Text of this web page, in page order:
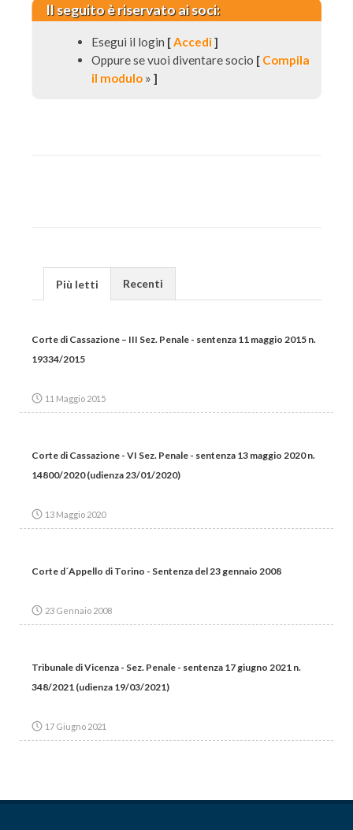
Il seguito è riservato ai soci:
Esegui il login [Accedi]
Oppure se vuoi diventare socio [ Compila
il modulo » ]
Più letti Recenti
Corte di Cassazione – III Sez. Penale - sentenza 11 maggio 2015 n.
19334/2015
11 Maggio 2015
Corte di Cassazione - VI Sez. Penale - sentenza 13 maggio 2020 n.
14800/2020 (udienza 23/01/2020)
13 Maggio 2020
Corte d´Appello di Torino - Sentenza del 23 gennaio 2008
23 Gennaio 2008
Tribunale di Vicenza - Sez. Penale - sentenza 17 giugno 2021 n.
348/2021 (udienza 19/03/2021)
17 Giugno 2021